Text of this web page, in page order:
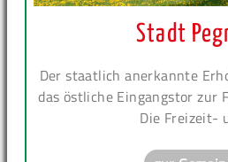
Stadt
Der staatlich anerkannte
das östliche Eingangstor zur
Die Freizeit-